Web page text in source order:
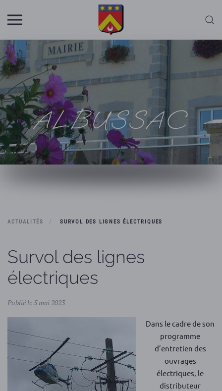
Skip to main content
ALBUSSAC
ACTUALITÉS SURVOL DES LIGNES ÉLECTRIQUES
Survol des lignes
électriques
Publié le 5 mai 2023
Dans le cadre de son
programme
d’entretien des
ouvrages
électriques, le
distributeur